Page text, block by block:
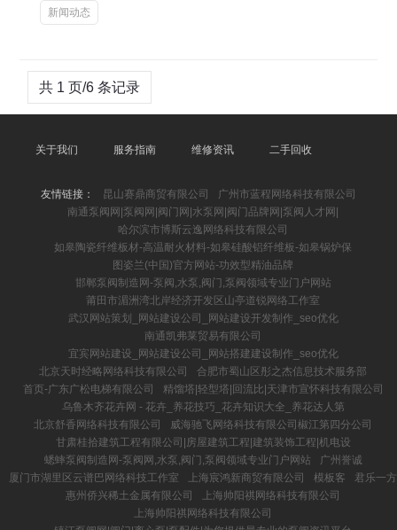
新闻动态
共 1 页/6 条记录
关于我们 服务指南 维修资讯 二手回收
友情链接： 昆山赛鼎商贸有限公司
广州市蓝程网络科技有限公司
南通泵阀网|泵阀网|阀门网|水泵网|阀门品牌网|泵阀人才网|
哈尔滨市博斯云逸网络科技有限公司
如皋陶瓷纤维板材-高温耐火材料-如皋硅酸铝纤维板-如皋锅炉保
图姿兰(中国)官方网站-功效型精油品牌
邯郸泵阀制造网-泵阀,水泵,阀门,泵阀领域专业门户网站
莆田市湄洲湾北岸经济开发区山亭道锐网络工作室
武汉网站策划_网站建设公司_网站建设开发制作_seo优化
南通凯弗莱贸易有限公司
宜宾网站建设_网站建设公司_网站搭建建设制作_seo优化
北京天时经略网络科技有限公司
合肥市蜀山区彤之杰信息技术服务部
首页-广东广松电梯有限公司
精馏塔|轻型塔|回流比|天津市宣怀科技有限公司
乌鲁木齐花卉网 - 花卉_养花技巧_花卉知识大全_养花达人第
北京舒香网络科技有限公司
威海驰飞网络科技有限公司椒江第四分公司
甘肃桂拾建筑工程有限公司|房屋建筑工程|建筑装饰工程|机电设
蟋蟀泵阀制造网-泵阀网,水泵,阀门,泵阀领域专业门户网站
广州誉诚
厦门市湖里区云谱巴网络科技工作室
上海宸鸿新商贸有限公司 模板客
君乐一方
惠州侨兴稀土金属有限公司
上海帅阳祺网络科技有限公司
上海帅阳祺网络科技有限公司